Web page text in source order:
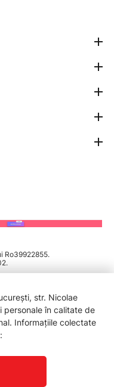
Ro39922855.
str. Nicolae
personale în calitate de
Informațiile colectate